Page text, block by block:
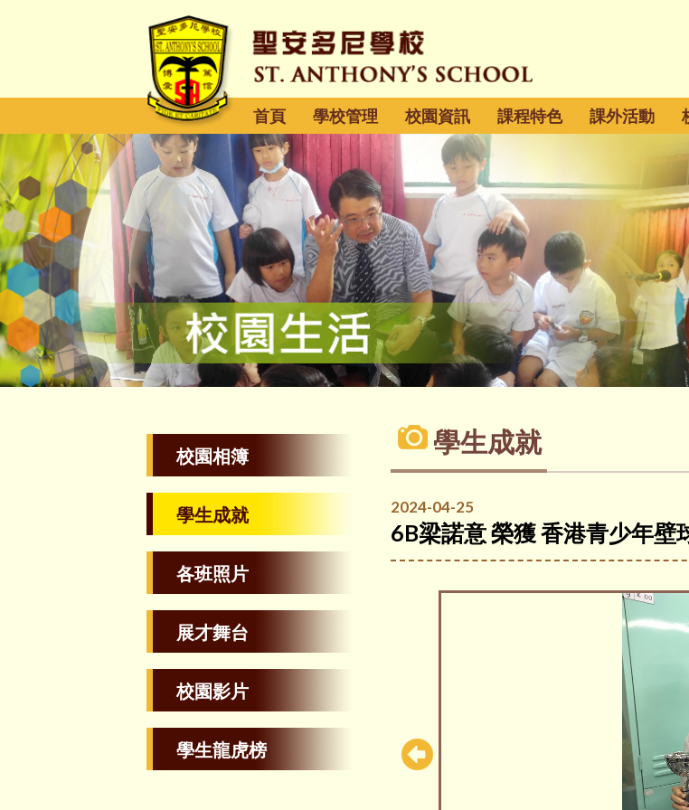
首頁 學校管理 校園資訊 課程特色 課外活動
校園相簿
學生成就
各班照片
展才舞台
校園影片
學生龍虎榜
學生成就
2024-04-25
6B梁諾意 榮獲 香港青少年壁